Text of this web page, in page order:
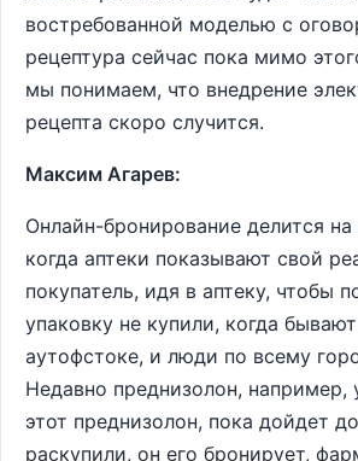
востребованной моделью с
рецептура сейчас пока мимо
мы понимаем, что внедрение
рецепта скоро случится.
Максим Агарев:
Онлайн-бронирование делится на
когда аптеки показывают свой
покупатель, идя в аптеку, чтобы
упаковку не купили, когда
аутофстоке, и люди по всему
Недавно преднизолон, например,
этот преднизолон, пока дойдет
раскупили, он его бронирует,